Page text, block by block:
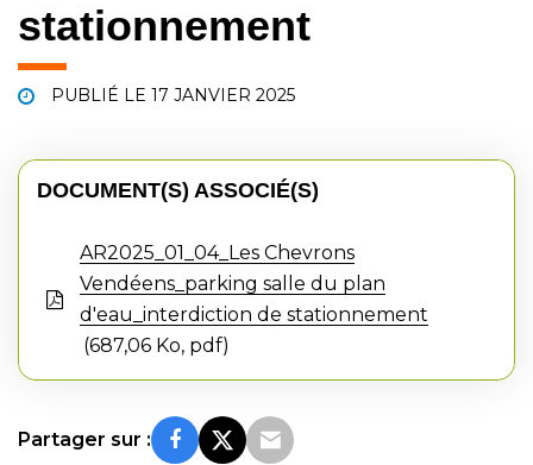
stationnement
PUBLIÉ LE 17 JANVIER 2025
DOCUMENT(S) ASSOCIÉ(S)
AR2025_01_04_Les Chevrons
Vendéens_parking salle du plan
d'eau_interdiction de stationnement
687,06 Ko, pdf
Partager sur :